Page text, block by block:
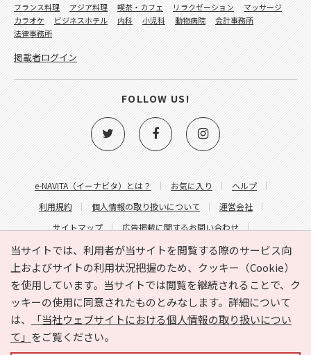
当サイトでは、利用者が当サイトを閲覧する際のサービス向
上およびサイトの利用状況把握のため、クッキー（Cookie）
を使用しています。当サイトでは閲覧を継続されることで、ク
ッキーの使用に同意されたものとみなします。詳細について
は、
「当社ウェブサイトにおける個人情報の取り扱いについ
て」 をご覧ください。
e-NAVITA（イーナビタ）とは？ お気に入り
ヘルプ
利用規約
個人情報の取り扱いについて
運営会社
サイトマップ
広告掲載に関するお問い合わせ
サイトの内容に関するお問い合わせ
フランス料理
アジア料理 喫茶・カフェ リラクゼーション
マッサージ
カラオケ
ビジネスホテル 内科 小児科 動物病院
会計事務所
法律事務所
掲載者ログイン
FOLLOW US!
Copyright © HYOJITO.Co.,Ltd. All Rights Reserved.